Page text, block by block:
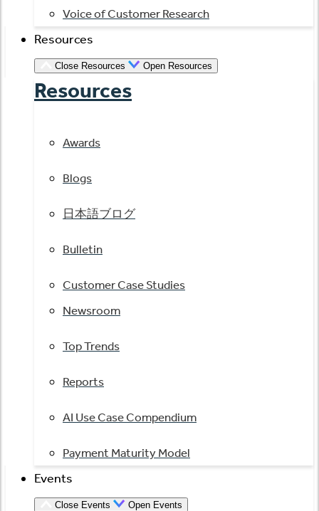
Voice of Customer Research
Resources
Close Resources Open Resources
Resources
Awards
Blogs
日本語ブログ
Bulletin
Customer Case Studies
Newsroom
Top Trends
Reports
AI Use Case Compendium
Payment Maturity Model
Events
Close Events Open Events